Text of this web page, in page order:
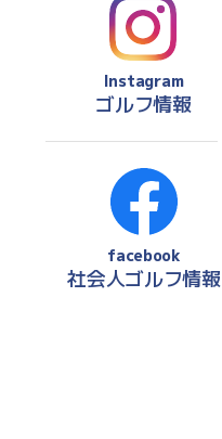
Instagram
ゴルフ情報
facebook
社会人ゴルフ情報